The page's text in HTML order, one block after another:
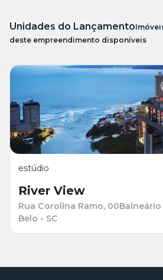
Unidades do Lançamento
deste empreendimento disponíveis
estúdio
River View
Rua Corolina Ramo, 00
Belo - SC